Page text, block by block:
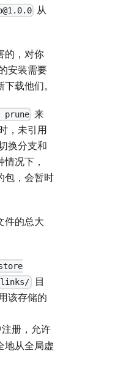
从
的，对你
安装需要
载他们。
prune 来
，未引用
换分支和
况下，
包，会暂时
件的总大
links/ 目
该存储的
册，允许
地从全局虚